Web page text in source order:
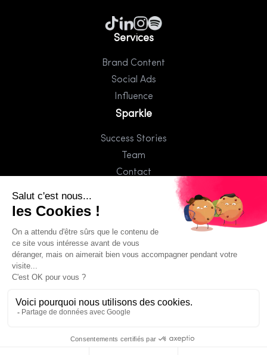
Services
Brand Content
Social Ads
Influence
Sparkle
Success Stories
Team
Contact
Blinked
Splashr
Politique de confidentialité